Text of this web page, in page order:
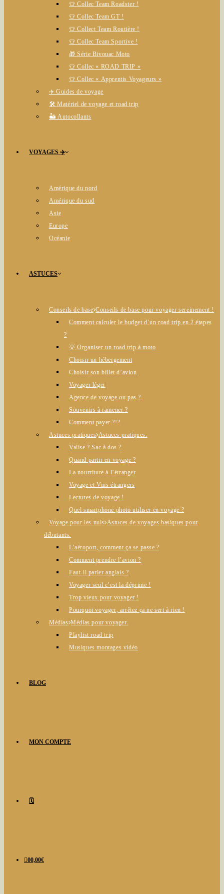
👕 Collec Team Roadster !
👕 Collec Team GT !
👕 Collect Team Routière !
👕 Collec Team Sportive !
🎁 Série Bivouac Moto
👕 Collec « ROAD TRIP »
👕 Collec « Apprentis Voyageurs »
✈️ Guides de voyage
🛠️ Matériel de voyage et road trip
🏜️ Autocollants
VOYAGES ✈️
Amérique du nord
Amérique du sud
Asie
Europe
Océanie
ASTUCES
Conseils de base Conseils de base pour voyager sereinement !
Comment calculer le budget d’un road trip en 2 étapes
?
💡 Organiser un road trip à moto
Choisir un hébergement
Choisir son billet d’avion
Voyager léger
Agence de voyage ou pas ?
Souvenirs à ramener ?
Comment payer ?!?
Astuces pratiques Astuces pratiques.
Valise ? Sac à dos ?
Quand partir en voyage ?
La nourriture à l’étranger
Voyage et Vins étrangers
Lectures de voyage !
Quel smartphone photo utiliser en voyage ?
Voyage pour les nuls Astuces de voyages basiques pour
débutants.
L’aéroport, comment ça se passe ?
Comment prendre l’avion ?
Faut-il parler anglais ?
Voyager seul c’est la déprime !
Trop vieux pour voyager !
Pourquoi voyager, arrêtez ça ne sert à rien !
Médias Médias pour voyager.
Playlist road trip
Musiques montages vidéo
BLOG
MON COMPTE
🗓️
00,00€